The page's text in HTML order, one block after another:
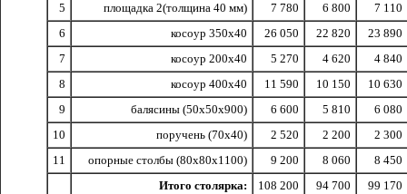
5
площадка 2(толщина 40 мм) 7 780 6 800
7 110
6
косоур 350х40 26 050 22 820
23 890
7
косоур 200х40 5 270 4 620
4 840
8
косоур 400х40 11 590 10 150
10 630
9
балясины (50х50х900) 6 600 5 810
6 080
10
поручень (70х40) 2 520 2 200
2 300
11
опорные столбы (80х80х1100) 9 200 8 060
8 450
Итого столярка:
108 200 94 700
99 170